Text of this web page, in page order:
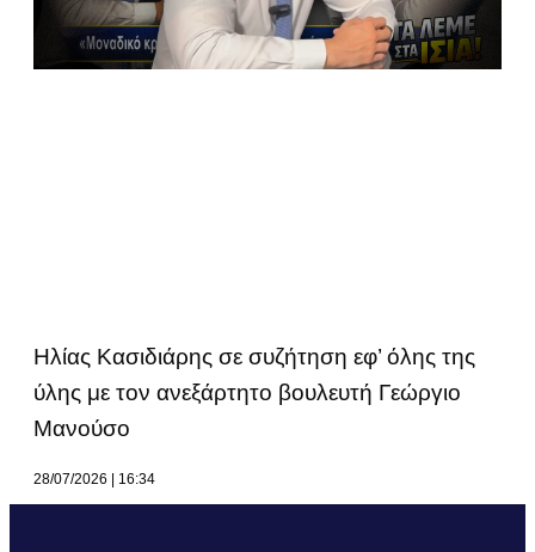
Ηλίας Κασιδιάρης σε συζήτηση εφ’ όλης της
ύλης με τον ανεξάρτητο βουλευτή Γεώργιο
Μανούσο
28/07/2026 16:34